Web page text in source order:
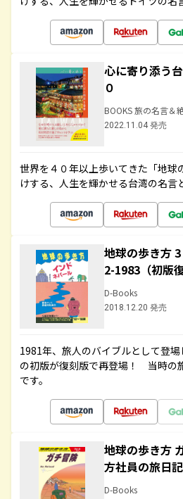
心に寄り添う
０
BOOKS 旅の名言＆
2022.11.04 発売
世界を４０年以上歩いてきた「地球
けする、人生を輝かせる台湾の名言
地球の歩き方
2-1983（初版
D-Books
2018.12.20 発売
1981年、旅人のバイブルとして登
の初版が復刻版で再登場！ 当時の
です。
地球の歩き方
方社員の旅日
D-Books